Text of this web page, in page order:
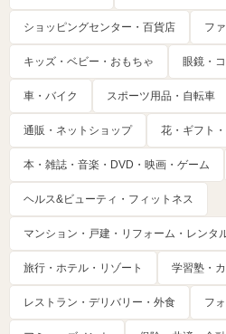
ショッピングセンター・百貨店 フ
キッズ・ベビー・おもちゃ 眼鏡・
車・バイク スポーツ用品・自転車
通販・ネットショップ 花・ギフト
本・雑誌・音楽・DVD・映画・ゲーム
ヘルス&ビューティ・フィットネス
マンション・戸建・リフォーム・レンタ
旅行・ホテル・リゾート 学習塾・
レストラン・デリバリー・外食 フ